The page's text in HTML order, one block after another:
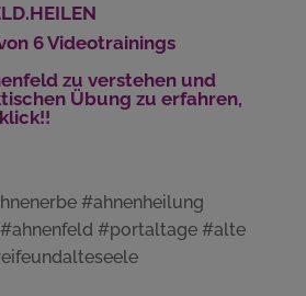
6 Videotrainings
zu verstehen und
Übung zu erfahren,
#ahnenheilung
#portaltage #alte